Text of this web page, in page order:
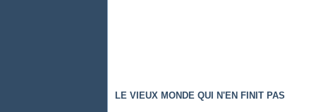
LE VIEUX MONDE QUI N'EN FINIT PAS